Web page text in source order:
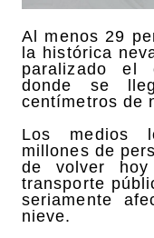
Al menos 29
la histórica
paralizado el
donde se
centímetros de
Los medios
millones de
de volver
transporte
seriamente
nieve.